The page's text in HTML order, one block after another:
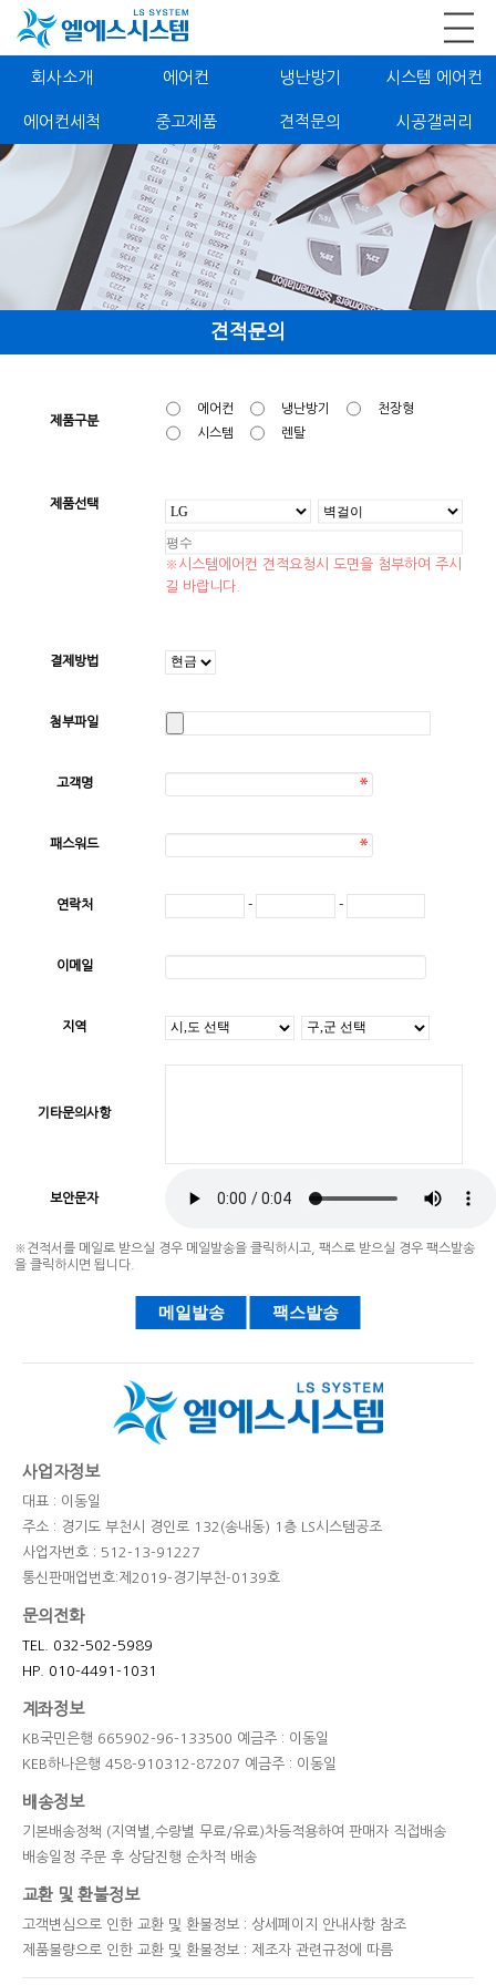
회사소개 에어컨 냉난방기 시스템 에어컨
에어컨세척 중고제품 견적문의 시공갤러리
견적문의
제품구분
에어컨 냉난방기
천장형
시스템
렌탈
제품선택
※시스템에어컨 견적요청시 도면을 첨부하여 주시
길 바랍니다.
결제방법
첨부파일
고객명
패스워드
연락처 - -
이메일
지역
기타문의사항
보안문자
자동등록방지 숫자를 순서대로 입력하세요.
※견적서를 메일로 받으실 경우 메일발송을 클릭하시고, 팩스로 받으실 경우 팩스발송
을 클릭하시면 됩니다.
메일발송 팩스발송
사업자정보
대표 : 이동일
주소 : 경기도 부천시 경인로 132(송내동) 1층 LS시스템공조
사업자번호 : 512-13-91227
통신판매업번호:제2019-경기부천-0139호
문의전화
TEL. 032-502-5989
HP. 010-4491-1031
계좌정보
KB국민은행 665902-96-133500 예금주 : 이동일
KEB하나은행 458-910312-87207 예금주 : 이동일
배송정보
기본배송정책 (지역별,수량별 무료/유료)차등적용하여 판매자 직접배송
배송일정 주문 후 상담진행 순차적 배송
교환 및 환불정보
고객변심으로 인한 교환 및 환불정보 : 상세페이지 안내사항 참조
제품불량으로 인한 교환 및 환불정보 : 제조자 관련규정에 따름